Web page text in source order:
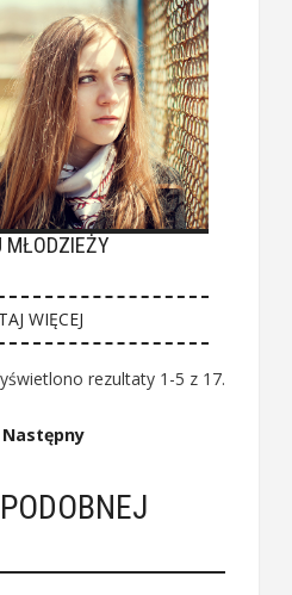
MŁODZIEŻY
WIĘCEJ
rezultaty 1-5 z 17.
Następny